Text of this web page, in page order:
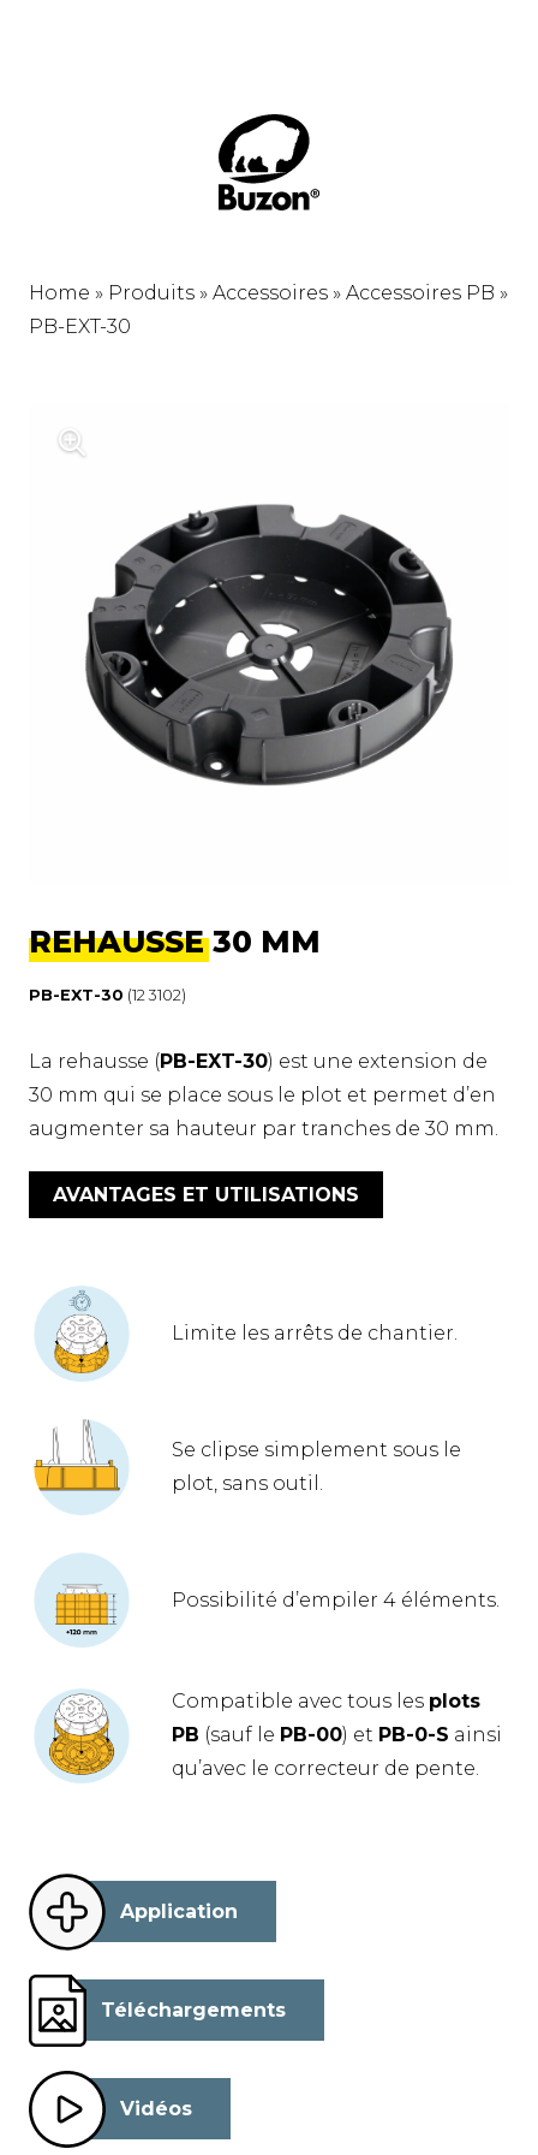
Home » Produits » Accessoires » Accessoires PB »
PB-EXT-30
REHAUSSE 30 MM
PB-EXT-30 (12 3102)
La rehausse ( PB-EXT-30) est une extension de
30 mm qui se place sous le plot et permet d’en
augmenter sa hauteur par tranches de 30 mm.
AVANTAGES ET UTILISATIONS
Limite les arrêts de chantier.
Se clipse simplement sous le
plot, sans outil.
Possibilité d’empiler 4 éléments.
Compatible avec tous les plots
PB (sauf le PB-00) et PB-0-S ainsi
qu’avec le correcteur de pente.
Application
Téléchargements
Vidéos